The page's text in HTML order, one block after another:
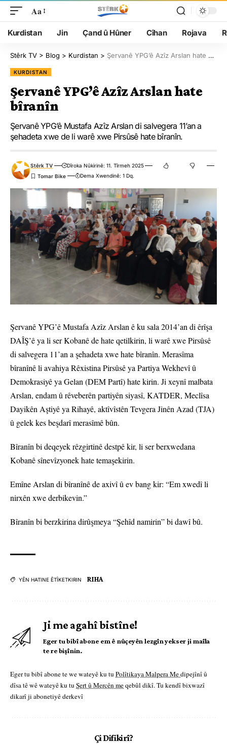
Aa
Kurdistan Jin Çand û Hûner Cîhan Rojava
Stêrk TV > Blog > Kurdistan > Şervanê YPG’ê Azîz Arslan hate bîranîn
KURDISTAN
Şervanê YPG’ê Azîz Arslan hate
bîranîn
Şervanê YPG’ê Mustafa Azîz Arslan di salvegera 11’an a
şehadeta xwe de li warê xwe Pirsûsê hate bîranîn.
Stêrk TV
Dîroka Nûkirinê: 11. Tîrmeh 2025
Dema Xwendinê: 1 Dq.
Şervanê YPG’ê Mustafa Azîz Arslan ê ku sala 2014’an di êrîşa
DAÎŞ’ê ya li ser Kobanê de hate qetilkirin, li warê xwe Pirsûsê
di salvegera 11’an a şehadeta xwe hate bîranîn. Merasîma
bîranînê li avahiya Rêxistina Pirsûsê ya Partiya Wekhevî û
Demokrasiyê ya Gelan (DEM Partî) hate kirin. Ji xeynî malbata
Arslan, endam û rêveberên partiyên siyasî, KATDER, Meclîsa
Dayikên Aştiyê ya Rihayê, aktîvîstên Tevgera Jinên Azad (TJA)
û gelek kes beşdarî merasîmê bûn.
Bîranîn bi deqeyek rêzgirtinê destpê kir, li ser berxwedana
Kobanê sînevîzyonek hate temaşekirin.
Emîne Arslan di bîranînê de axivî û ev bang kir: “Em xwedî li
nirxên xwe derbikevin.”
Bîranîn bi berzkirina dirûşmeya “Şehîd namirin” bi dawî bû.
YÊN HATINE ÊTÎKETKIRIN RIHA
Ji me agahî bistîne!
Eger tu bibî abone em ê nûçeyên lezgîn yekser ji maîla
te re bişînin.
Eger tu bibî abone te we wateyê ku tu Polîtikaya Malpera Medipejînî û
dîsa tê wê wateyê ku tu Şert û Mercên meqebûl dikî. Tu kendî bixwazî
dikarî ji abonetiyê derkevî
Çi Difikirî?